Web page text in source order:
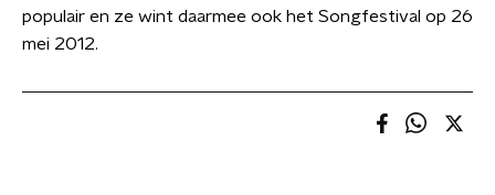
populair en ze wint daarmee ook het Songfestival op 26
mei 2012.